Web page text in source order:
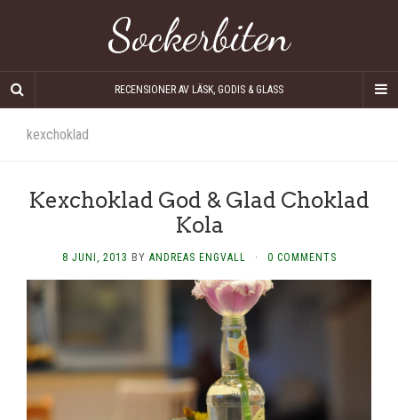
Sockerbiten
RECENSIONER AV LÄSK, GODIS & GLASS
kexchoklad
Kexchoklad God & Glad Choklad
Kola
8 JUNI, 2013 BY ANDREAS ENGVALL · 0 COMMENTS